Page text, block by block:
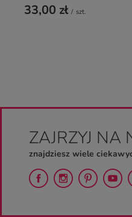
33,00 zł / szt.
ZAJRZYJ NA
znajdziesz wiele